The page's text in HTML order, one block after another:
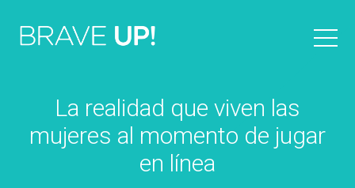
La realidad que viven las
mujeres al momento de jugar
en línea